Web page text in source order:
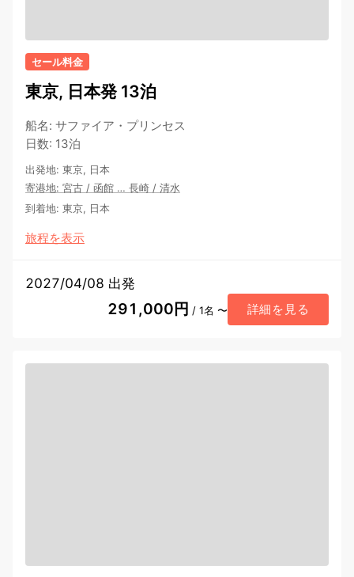
セール料金
東京, 日本発 13泊
船名: サファイア・プリンセス
日数: 13泊
出発地: 東京, 日本
寄港地: 宮古 / 函館 … 長崎 / 清水
到着地: 東京, 日本
旅程を表示
2027/04/08 出発
291,000円 / 1名 〜 詳細を見る